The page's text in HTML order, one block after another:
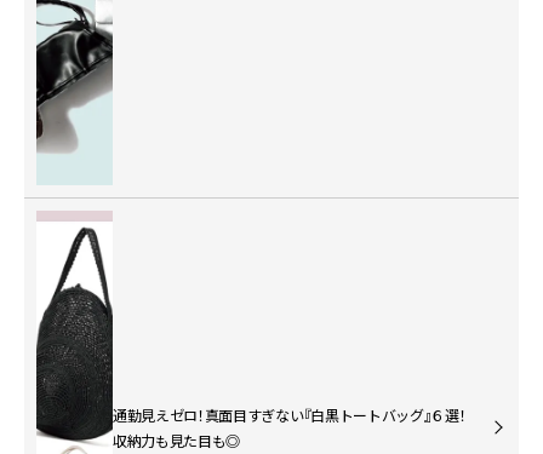
通勤見えゼロ！真面目すぎない『白黒トートバッグ』６選！
収納力も見た目も◎